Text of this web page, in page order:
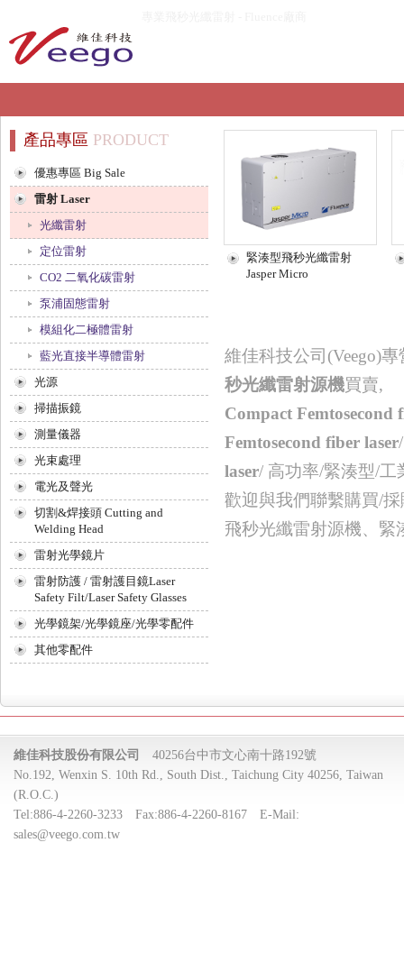
緊湊型飛秒光纖雷射
Jasper Micro
維佳科技公司(Veego)專
秒光纖雷射源機買賣,
Compact Femtosecond
Femtosecond fiber laser
laser/ 高功率/緊湊型/工
歡迎與我們聯繫購買/
飛秒光纖雷射源機、緊
產品專區 PRODUCT
優惠專區 Big Sale
雷射 Laser
光纖雷射
定位雷射
CO2 二氧化碳雷射
泵浦固態雷射
模組化二極體雷射
藍光直接半導體雷射
光源
掃描振鏡
測量儀器
光束處理
電光及聲光
切割&焊接頭 Cutting and
Welding Head
雷射光學鏡片
雷射防護 / 雷射護目鏡Laser
Safety Filt/Laser Safety Glasses
光學鏡架/光學鏡座/光學零配件
其他零配件
維佳科技股份有限公司
40256台中市文心南十路192號
No.192, Wenxin S. 10th Rd., South Dist., Taichung City 40256, Taiwan
(R.O.C.)
Tel:886-4-2260-3233 Fax:886-4-2260-8167 E-Mail:
sales@veego.com.tw